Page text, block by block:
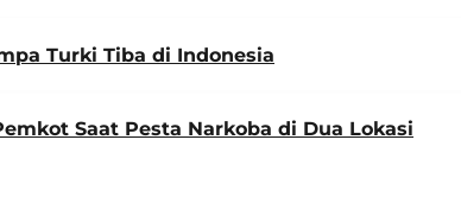
Turki Tiba di Indonesia
Saat Pesta Narkoba di Dua Lokasi